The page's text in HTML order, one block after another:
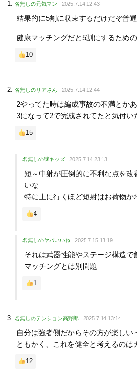
名無しの元気マン 2025.7.14 12:43
結果的に5割に収束するだけだぞ普
健康マッチングだと5割にするため
10
名無しのリアさん 2025.7.14 12:44
2やってた時は編成事故の不満とか
3になって2で完成されてたと気付い
15
名無しの謎キッズ 2025.7.14 23:13
短～中射が圧倒的に不利な点を改
いな
特に上に行くほど短射はお荷物か
4
名無しのヤバいいね 2025.7.15 13:19
それは武器性能やステージ構造で
マッチングとは別問題
1
名無しのテンション高野郎 2025.7.14 13:14
自分は強者側だからその方が楽しい
ともかく、これを健全と考えるのは
12